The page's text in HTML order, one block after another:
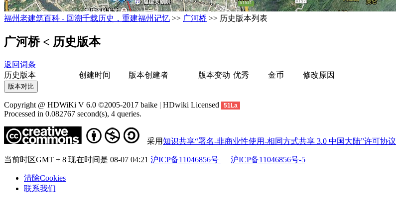
福州老建筑百科 - 回溯千载历史，重建福州记忆 >> 广河桥 >> 历史版本列表
广河桥< 历史版本
返回词条
历史版本
创建时间 版本创建者 版本变动 优秀 金币 修改原因
Copyright @ HDWiKi V 6.0 ©2005-2017 baike | HDwiki Licensed 51La
Processed in 0.082767 second(s), 4 queries.
采用知识共享“署名-非商业性使用-相同方式共享 3.0 中国大陆”许可协议
当前时区GMT + 8 现在时间是 08-07 04:21 沪ICP备11046856号 沪ICP备11046856号-5
清除Cookies
联系我们